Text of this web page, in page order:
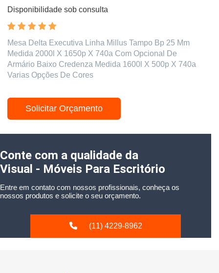
Disponibilidade sob consulta
Mesa Delta Executiva Linha Millus Tampo Bp 25 Mm
Medida 2000l X 1650p X 740a Com Opcional De
Armário Baixo Credenza Medida 1600l X 500p X 740a
Varias Opções De Cores
Solicitar Orçamento
Conte com a qualidade da
Visual - Móveis Para Escritório
Entre em contato com nossos profissionais, conheça os
nossos produtos e solicite o seu orçamento.
(11) 4229-8962